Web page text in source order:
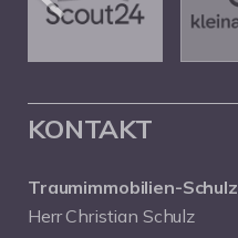
KONTAKT
Traumimmobilien-Schulz
Herr Christian Schulz